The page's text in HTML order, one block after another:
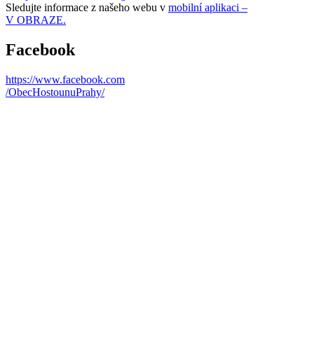
Sledujte informace z našeho webu v mobilní aplikaci –
V OBRAZE.
Facebook
https://www.facebook.com
/ObecHostounuPrahy/